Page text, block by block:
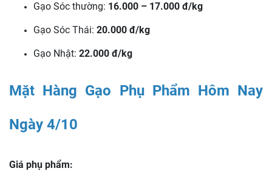
Gạo Sóc thường: 16.000 – 17.000 đ/kg
Gạo Sóc Thái: 20.000 đ/kg
Gạo Nhật: 22.000 đ/kg
Mặt Hàng Gạo Phụ Phẩm Hôm Nay
Ngày 4/10
Giá phụ phẩm: